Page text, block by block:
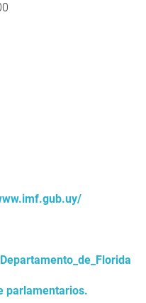
parlamentarios.